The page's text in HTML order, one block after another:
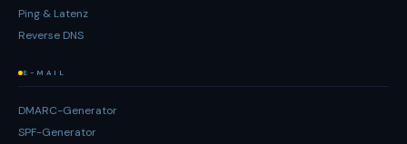
Ping & Latenz
Reverse DNS
E-MAIL
DMARC-Generator
SPF-Generator